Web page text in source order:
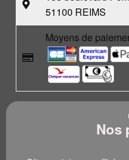
51100 REIMS
Moyens de
Nos